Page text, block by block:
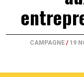
CAMPAGNE/ 19